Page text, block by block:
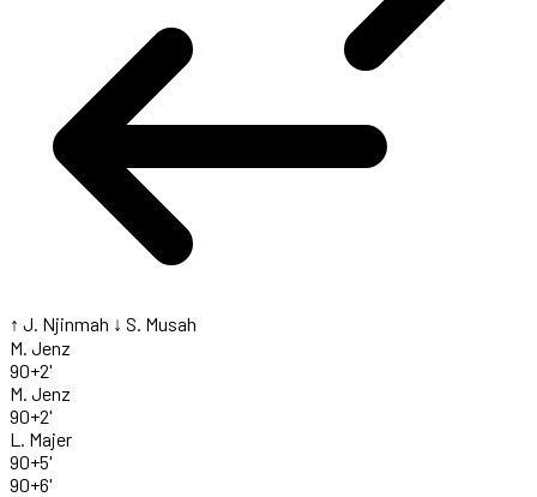
↑ J. Njinmah ↓ S. Musah
M. Jenz
90+2'
M. Jenz
90+2'
L. Majer
90+5'
90+6'